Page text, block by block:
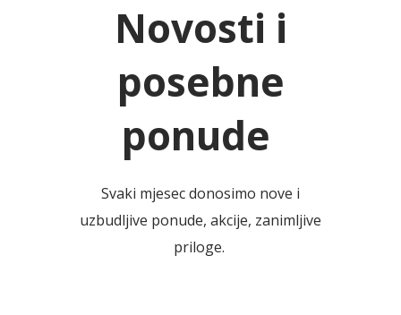
Novosti i
posebne
ponude
Svaki mjesec donosimo nove i
uzbudljive ponude, akcije, zanimljive
priloge.